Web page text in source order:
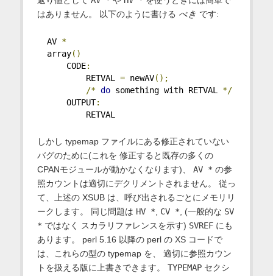
はありません。 以下のように書ける べき です:
AV *
array()
CODE:
RETVAL = newAV();
/* do something with RETVAL */
OUTPUT:
RETVAL
しかし typemap ファイルにある修正されていない
バグのために(これを 修正すると既存の多くの
CPANモジュールが動かなくなります)、 AV * の参
照カウントは適切にデクリメントされません。 従っ
て、上述の XSUB は、呼び出されるごとにメモリリ
ークします。 同じ問題は HV *, CV *, (一般的な SV
* ではなく スカラリファレンスを示す) SVREFにも
あります。 perl 5.16 以降の perl の XS コードで
は、これらの型の typemap を、 適切に参照カウン
トを扱える版に上書きできます。 TYPEMAPセクシ